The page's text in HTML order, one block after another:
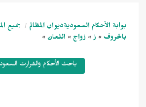
بوابة الأحكام السعوديةديوان المظالم جميع
بالحروف » ز» زواج » اللعان »
باحث الأحكام والقرارت